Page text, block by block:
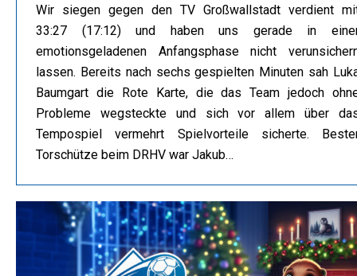
Wir siegen gegen den TV Großwallstadt verdient
33:27 (17:12) und haben uns gerade in
emotionsgeladenen Anfangsphase nicht
lassen. Bereits nach sechs gespielten Minuten sah
Baumgart die Rote Karte, die das Team jedoch
Probleme wegsteckte und sich vor allem über
Tempospiel vermehrt Spielvorteile sicherte.
Torschütze beim DRHV war Jakub…